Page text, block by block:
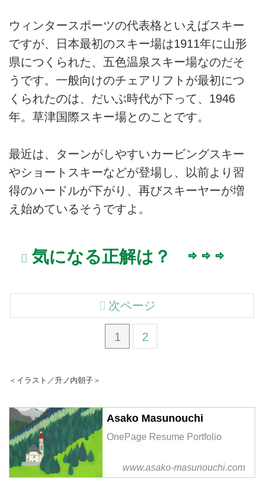
ウィンタースポーツの代表格といえばスキー
ですが、日本最初のスキー場は1911年に山形
県につくられた、五色温泉スキー場なのだそ
うです。一般向けのチェアリフトが最初につ
くられたのは、だいぶ時代が下って、1946
年。草津国際スキー場とのことです。
最近は、ターンがしやすいカービングスキー
やショートスキーなどが登場し、以前より習
得のハードルが下がり、再びスキーヤーが増
え始めているそうですよ。
気になる正解は？ ⇨ ⇨ ⇨
1 2
次ページ
＜イラスト／升ノ内朝子＞
Asako Masunouchi
OnePage Resume Portfolio
www.asako-masunouchi.com